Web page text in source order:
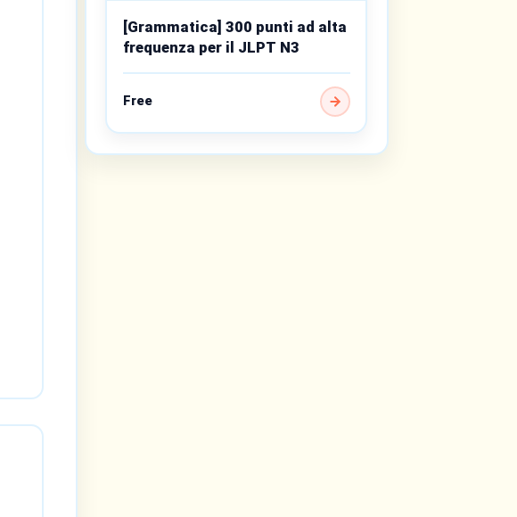
[Grammatica] 300 punti ad alta
frequenza per il JLPT N3
Free